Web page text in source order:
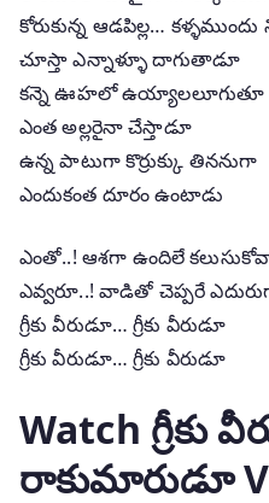
కోరుకున్న ఆడపిల్ల…
చూస్తా ఎన్నాళ్ళూ దాగుతాడూ
కన్నె ఊహలో ఉయ్యాలలూగుతూ
ఎంత అల్లరైనా చేస్తాడూ
ఉన్న పాటుగా కొర్రుక్కు తిననుగా
ఎందుకంత దూరం ఉంటాడు
ఎంతో..! ఆశగా ఉందిలే
ఎవ్వరూ..! వాడితో చెప్పరే
గ్రీకు వీరుడూ… గ్రీకు వీరుడూ
గ్రీకు వీరుడూ… గ్రీకు వీరుడూ
Watch గ్రీకు
రాకుమారుడూ